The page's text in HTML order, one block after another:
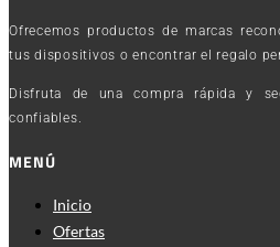
Ofrecemos productos de marcas
tus dispositivos o encontrar el regalo
Disfruta de una compra rápida y
confiables.
MENÚ
Inicio
Ofertas